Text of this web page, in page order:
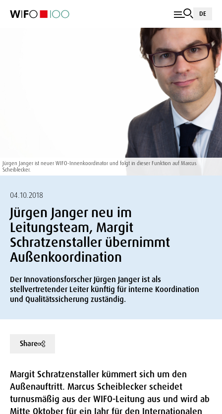
DE
Jürgen Janger ist neuer WIFO-Innenkoordinator und folgt in dieser Funktion auf Marcus
Scheiblecker.
04.10.2018
Jürgen Janger neu im
Leitungsteam, Margit
Schratzenstaller übernimmt
Außenkoordination
Der Innovationsforscher Jürgen Janger ist als
stellvertretender Leiter künftig für interne Koordination
und Qualitätssicherung zuständig.
Share
Margit Schratzenstaller kümmert sich um den
Außenauftritt. Marcus Scheiblecker scheidet
turnusmäßig aus der WIFO-Leitung aus und wird ab
Mitte Oktober für ein Jahr für den Internationalen